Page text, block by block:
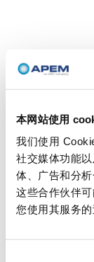
本网站使用
我们使用
社交媒体功能
体、广告和分
这些合作伙伴
您使用其服务的